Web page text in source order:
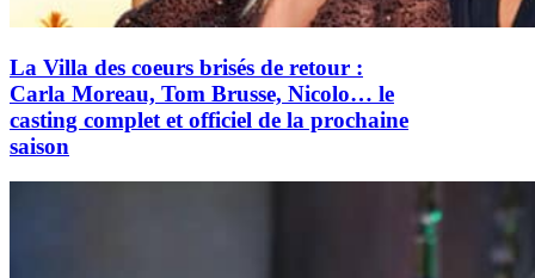
La Villa des coeurs brisés de retour :
Carla Moreau, Tom Brusse, Nicolo… le
casting complet et officiel de la prochaine
saison